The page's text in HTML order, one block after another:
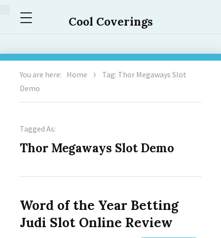
Cool Coverings
You are here: Home
Tag: Thor Megaways Slot
Demo
Tagged As:
Thor Megaways Slot Demo
Word of the Year Betting
Judi Slot Online Review